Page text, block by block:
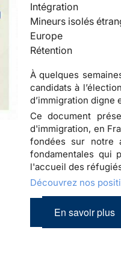
Intégration
Mineurs isolés
Europe
Rétention
À quelques
candidats à
d’immigration digne
Ce document
d'immigration, en
fondées sur notre
fondamentales qui
l'accueil des
Découvrez nos
En savoir plus